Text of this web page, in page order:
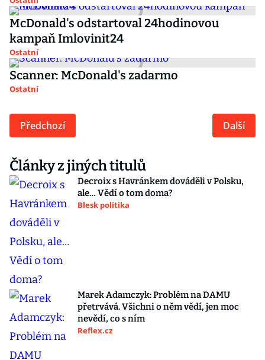
McDonald's odstartoval 24hodinovou
kampaň Imlovinit24
Ostatní
Scanner: McDonald's zadarmo
Ostatní
Předchozí Další
Články z jiných titulů
Decroix s Havránkem dováděli v Polsku,
ale… Vědí o tom doma?
Blesk politika
Marek Adamczyk: Problém na DAMU
přetrvává. Všichni o něm vědí, jen moc
nevědí, co s ním
Reflex.cz